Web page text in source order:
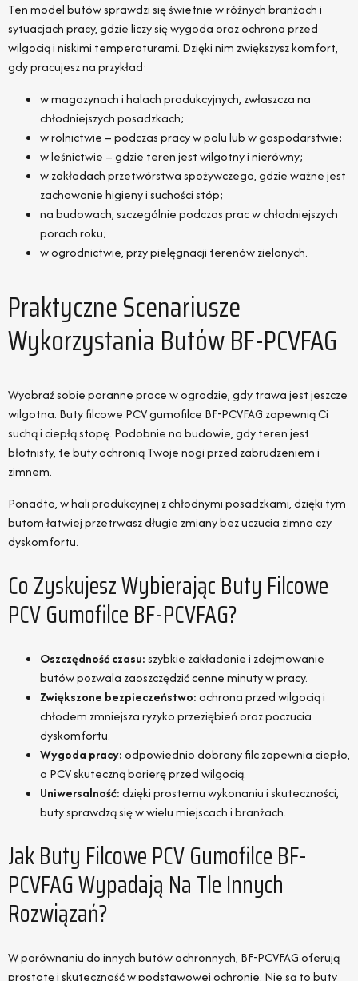
Ten model butów sprawdzi się świetnie w różnych branżach i
sytuacjach pracy, gdzie liczy się wygoda oraz ochrona przed
wilgocią i niskimi temperaturami. Dzięki nim zwiększysz komfort,
gdy pracujesz na przykład:
w magazynach i halach produkcyjnych, zwłaszcza na
chłodniejszych posadzkach;
w rolnictwie – podczas pracy w polu lub w gospodarstwie;
w leśnictwie – gdzie teren jest wilgotny i nierówny;
w zakładach przetwórstwa spożywczego, gdzie ważne jest
zachowanie higieny i suchości stóp;
na budowach, szczególnie podczas prac w chłodniejszych
porach roku;
w ogrodnictwie, przy pielęgnacji terenów zielonych.
Praktyczne Scenariusze
Wykorzystania Butów BF-PCVFAG
Wyobraź sobie poranne prace w ogrodzie, gdy trawa jest jeszcze
wilgotna. Buty filcowe PCV gumofilce BF-PCVFAG zapewnią Ci
suchą i ciepłą stopę. Podobnie na budowie, gdy teren jest
błotnisty, te buty ochronią Twoje nogi przed zabrudzeniem i
zimnem.
Ponadto, w hali produkcyjnej z chłodnymi posadzkami, dzięki tym
butom łatwiej przetrwasz długie zmiany bez uczucia zimna czy
dyskomfortu.
Co Zyskujesz Wybierając Buty Filcowe
PCV Gumofilce BF-PCVFAG?
Oszczędność czasu:szybkie zakładanie i zdejmowanie
butów pozwala zaoszczędzić cenne minuty w pracy.
Zwiększone bezpieczeństwo:ochrona przed wilgocią i
chłodem zmniejsza ryzyko przeziębień oraz poczucia
dyskomfortu.
Wygoda pracy:odpowiednio dobrany filc zapewnia ciepło,
a PCV skuteczną barierę przed wilgocią.
Uniwersalność:dzięki prostemu wykonaniu i skuteczności,
buty sprawdzą się w wielu miejscach i branżach.
Jak Buty Filcowe PCV Gumofilce BF-
PCVFAG Wypadają Na Tle Innych
Rozwiązań?
W porównaniu do innych butów ochronnych, BF-PCVFAG oferują
prostotę i skuteczność w podstawowej ochronie. Nie są to buty